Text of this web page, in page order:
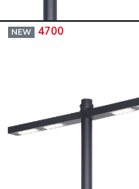
NEW 4700